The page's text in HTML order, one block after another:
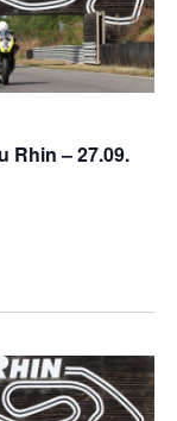
Rhin – 27.09.